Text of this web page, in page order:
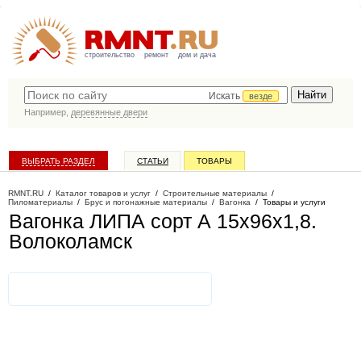
строительство ремонт дом и дача
Искать
везде
Например, деревянные двери
ВЫБРАТЬ РАЗДЕЛ СТАТЬИ ТОВАРЫ
RMNT.RU / Каталог товаров и услуг / Строительные материалы /
Пиломатериалы / Брус и погонажные материалы / Вагонка / Товары и услуги
Вагонка ЛИПА сорт А 15х96х1,8.
Волоколамск